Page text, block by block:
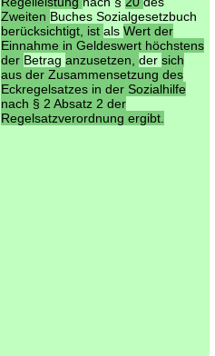
Zweiten Buches Sozialgesetzbuch
berücksichtigt, ist als Wert der
Einnahme in Geldeswert höchstens
der Betrag anzusetzen, der sich
aus der Zusammensetzung des
Eckregelsatzes in der Sozialhilfe
nach § 2 Absatz 2 der
Regelsatzverordnung ergibt.